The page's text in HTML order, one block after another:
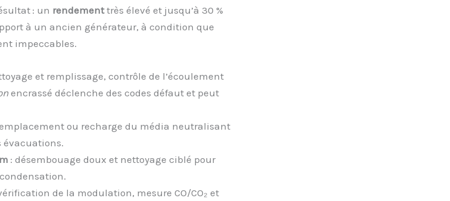
: un rendementtrès élevé et jusqu’à 30 %
à un ancien générateur, à condition que
impeccables.
et remplissage, contrôle de l’écoulement
encrassé déclenche des codes défaut et peut
ou recharge du média neutralisant
évacuations.
: désembouage doux et nettoyage ciblé pour
de la modulation, mesure CO/CO₂ et